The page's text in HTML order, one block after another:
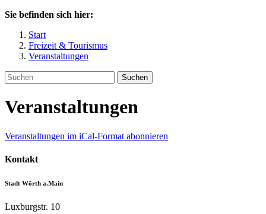
Sie befinden sich hier:
Start
Freizeit & Tourismus
Veranstaltungen
Suchen
Veranstaltungen
Veranstaltungen im iCal-Format abonnieren
Kontakt
Stadt Wörth a.Main
Luxburgstr. 10